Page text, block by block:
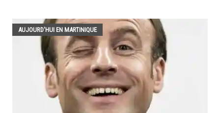
AUJOURD'HUI EN MARTINIQUE